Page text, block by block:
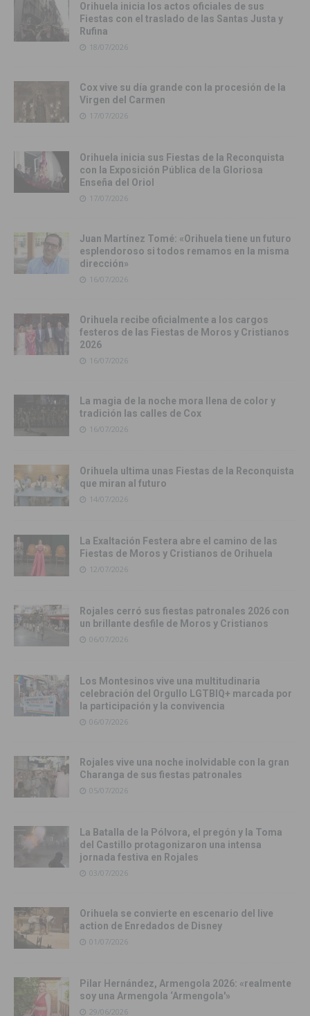
Orihuela inicia los actos oficiales de sus
Fiestas con el traslado de las Santas Justa y
Rufina
18/07/2026
Cox vive su día grande con la procesión de la
Virgen del Carmen
17/07/2026
Orihuela inicia sus Fiestas de la Reconquista
con la Exposición Pública de la Gloriosa
Enseña del Oriol
17/07/2026
Juan Martínez Tomé: «Orihuela tiene un futuro
esplendoroso si todos remamos en la misma
dirección»
16/07/2026
Orihuela recibe oficialmente a los cargos
festeros de las Fiestas de Moros y Cristianos
2026
16/07/2026
La magia de la noche mora llena de color y
tradición las calles de Cox
16/07/2026
Orihuela ultima unas Fiestas de la Reconquista
que miran al futuro
14/07/2026
La Exaltación Festera abre el camino de las
Fiestas de Moros y Cristianos de Orihuela
12/07/2026
Rojales cerró sus fiestas patronales 2026 con
un brillante desfile de Moros y Cristianos
06/07/2026
Los Montesinos vive una multitudinaria
celebración del Orgullo LGTBIQ+ marcada por
la participación y la convivencia
06/07/2026
Rojales vive una noche inolvidable con la gran
Charanga de sus fiestas patronales
05/07/2026
La Batalla de la Pólvora, el pregón y la Toma
del Castillo protagonizaron una intensa
jornada festiva en Rojales
03/07/2026
Orihuela se convierte en escenario del live
action de Enredados de Disney
01/07/2026
Pilar Hernández, Armengola 2026: «realmente
soy una Armengola ‘Armengola'»
29/06/2026